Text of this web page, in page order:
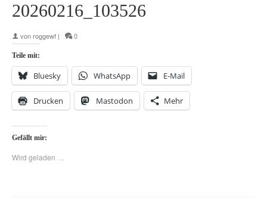
20260216_103526
vonroggewf | 0
Teile mit:
Bluesky WhatsApp E-Mail
Drucken Mastodon Mehr
Gefällt mir:
Wird geladen …